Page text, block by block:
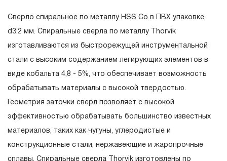
Сверло спиральное по металлу HSS Co в ПВХ упаковке,
d3.2 мм. Спиральные сверла по металлу Thorvik
изготавливаются из быстрорежущей инструментальной
стали с высоким содержанием легирующих элементов в
виде кобальта 4,8 - 5%, что обеспечивает возможность
обрабатывать материалы с высокой твердостью.
Геометрия заточки сверл позволяет с высокой
эффективностью обрабатывать большинство известных
материалов, таких как чугуны, углеродистые и
конструкционные стали, нержавеющие и жаропрочные
сплавы. Спиральные сверла Thorvik изготовлены по
Понятие «ПОЖИЗНЕННАЯ ГАРАНТИЯ».
1.1 Понятие «ПОЖИЗНЕННАЯ ГАРАНТИЯ» включает в
себя признание неограниченного срока поддержания
гарантийных обязательств в течение всего периода
эксплуатации изделия, а также замена или ремонт
установлено, что производитель использовал при